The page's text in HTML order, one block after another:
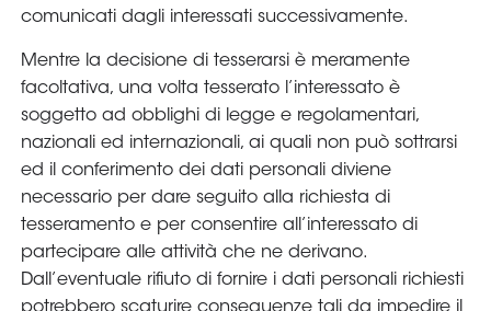
comunicati dagli interessati successivamente.
Mentre la decisione di tesserarsi è meramente
facoltativa, una volta tesserato l’interessato è
soggetto ad obblighi di legge e regolamentari,
nazionali ed internazionali, ai quali non può sottrarsi
ed il conferimento dei dati personali diviene
necessario per dare seguito alla richiesta di
tesseramento e per consentire all’interessato di
partecipare alle attività che ne derivano.
Dall’eventuale rifiuto di fornire i dati personali richiesti
potrebbero scaturire conseguenze tali da impedire il